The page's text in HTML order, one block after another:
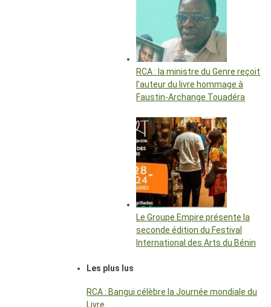
RCA : la ministre du Genre reçoit
l’auteur du livre hommage à
Faustin-Archange Touadéra
Le Groupe Empire présente la
seconde édition du Festival
International des Arts du Bénin
Les plus lus
RCA : Bangui célèbre la Journée mondiale du
Livre